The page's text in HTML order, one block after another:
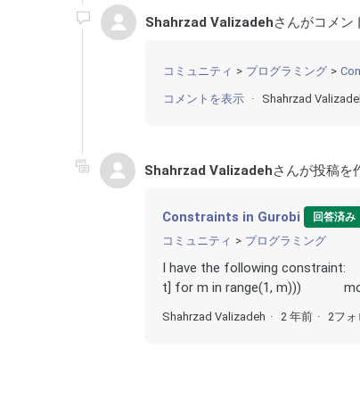
Shahrzad Valizadehさんがコメン
コミュニティ プログラミング
コメントを表示 Shahrzad
Shahrzad Valizadehさんが投稿を
Constraints in Gurobi 回答済み
コミュニティ プログラミング
I have the following constraint:
t] for m in range(1, m)))
Shahrzad Valizadeh 2 年前 2フォ